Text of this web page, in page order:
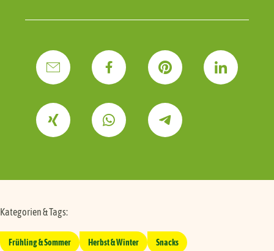
Kategorien & Tags:
Frühling & Sommer Herbst & Winter Snacks